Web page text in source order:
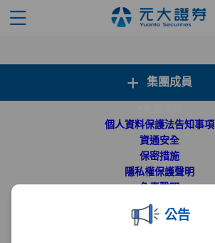
公告
+ 集團成員
個人資料保護法告知事項
資通安全
保密措施
隱私權保護聲明
免責聲明
網站導覽
聯盟網站